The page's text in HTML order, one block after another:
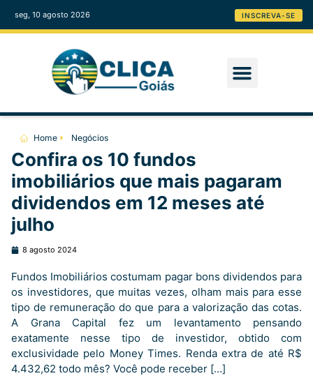
seg, 10 agosto 2026 INSCREVA-SE
Home Negócios
Confira os 10 fundos
imobiliários que mais pagaram
dividendos em 12 meses até
julho
8 agosto 2024
Fundos Imobiliários costumam pagar bons dividendos para
os investidores, que muitas vezes, olham mais para esse
tipo de remuneração do que para a valorização das cotas.
A Grana Capital fez um levantamento pensando
exatamente nesse tipo de investidor, obtido com
exclusividade pelo Money Times. Renda extra de até R$
4.432,62 todo mês? Você pode receber […]